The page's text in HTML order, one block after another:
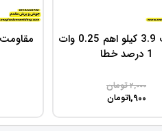
مقاومت 3.9 کیلو اهم 0.25 وات
1 درصد خطا
2,000تومان
1,900تومان